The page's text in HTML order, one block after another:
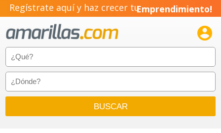
Regístrate aquí y haz crecer tuEmprendimiento!
